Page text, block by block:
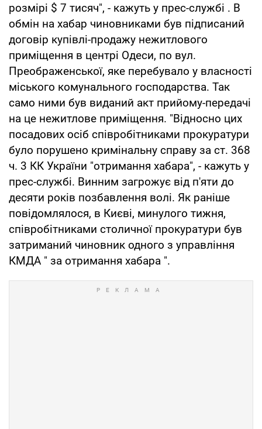
розмірі $ 7 тисяч", - кажуть у прес-службі . В
обмін на хабар чиновниками був підписаний
договір купівлі-продажу нежитлового
приміщення в центрі Одеси, по вул.
Преображенської, яке перебувало у власності
міського комунального господарства. Так
само ними був виданий акт прийому-передачі
на це нежитлове приміщення. "Відносно цих
посадових осіб співробітниками прокуратури
було порушено кримінальну справу за ст. 368
ч. 3 КК України "отримання хабара", - кажуть у
прес-службі. Винним загрожує від п'яти до
десяти років позбавлення волі. Як раніше
повідомлялося, в Києві, минулого тижня,
співробітниками столичної прокуратури був
затриманий чиновник одного з управління
КМДА " за отримання хабара ".